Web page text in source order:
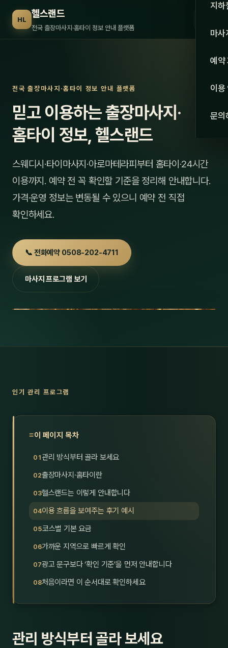
HL 헬스랜드
전국 출장마사지·홈타이 정보 안내 플랫폼 서울
강원·
강원
전남
경북
지하
마사
관리
스
홈타
1인
예약
이용
문의
전국 출장마사지·홈타이 정보 안내 플랫폼
믿고 이용하는 출장마사지·
홈타이 정보, 헬스랜드
스웨디시·타이마사지·아로마테라피부터 홈타이·24시간
이용까지. 예약 전 꼭 확인할 기준을 정리해 안내합니다.
가격·운영 정보는 변동될 수 있으니 예약 전 직접
확인하세요.
📞 전화예약 0508-202-4711
마사지 프로그램 보기
인기 관리 프로그램
이 페이지 목차
관리 방식부터 골라 보세요
출장마사지·홈타이란
헬스랜드는 이렇게 안내합니다
이용 흐름을 보여주는 후기 예시
코스별 기본 요금
가까운 지역으로 빠르게 확인
광고 문구보다 ‘확인 기준’을 먼저 안내합니다
처음이라면 이 순서대로 확인하세요
관리 방식부터 골라 보세요